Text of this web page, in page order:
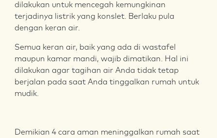
dilakukan untuk mencegah kemungkinan
terjadinya listrik yang konslet. Berlaku pula
dengan keran air.
Semua keran air, baik yang ada di wastafel
maupun kamar mandi, wajib dimatikan. Hal ini
dilakukan agar tagihan air Anda tidak tetap
berjalan pada saat Anda tinggalkan rumah untuk
mudik.
Demikian 4 cara aman meninggalkan rumah saat